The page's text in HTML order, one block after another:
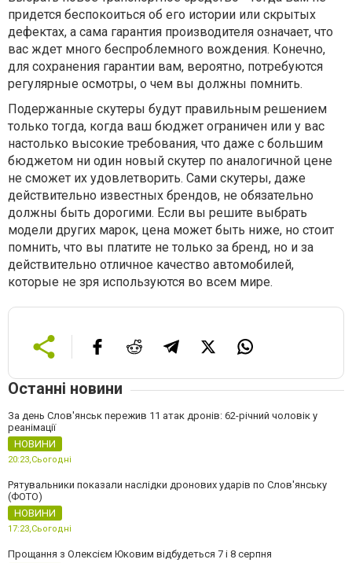
придется беспокоиться об его истории или скрытых
дефектах, а сама гарантия производителя означает, что
вас ждет много беспроблемного вождения. Конечно,
для сохранения гарантии вам, вероятно, потребуются
регулярные осмотры, о чем вы должны помнить.
Подержанные скутеры будут правильным решением
только тогда, когда ваш бюджет ограничен или у вас
настолько высокие требования, что даже с большим
бюджетом ни один новый скутер по аналогичной цене
не сможет их удовлетворить. Сами скутеры, даже
действительно известных брендов, не обязательно
должны быть дорогими. Если вы решите выбрать
модели других марок, цена может быть ниже, но стоит
помнить, что вы платите не только за бренд, но и за
действительно отличное качество автомобилей,
которые не зря используются во всем мире.
Останні новини
За день Слов'янськ пережив 11 атак дронів: 62-річний чоловік у
реанімації
НОВИНИ
20:23,Сьогодні
Рятувальники показали наслідки дронових ударів по Слов'янську
(ФОТО)
НОВИНИ
17:23,Сьогодні
Прощання з Олексієм Юковим відбудеться 7 і 8 серпня